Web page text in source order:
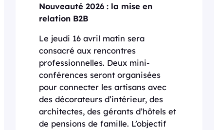
Nouveauté 2026 : la mise en
relation B2B
Le jeudi 16 avril matin sera
consacré aux rencontres
professionnelles. Deux mini-
conférences seront organisées
pour connecter les artisans avec
des décorateurs d’intérieur, des
architectes, des gérants d’hôtels et
de pensions de famille. L’objectif